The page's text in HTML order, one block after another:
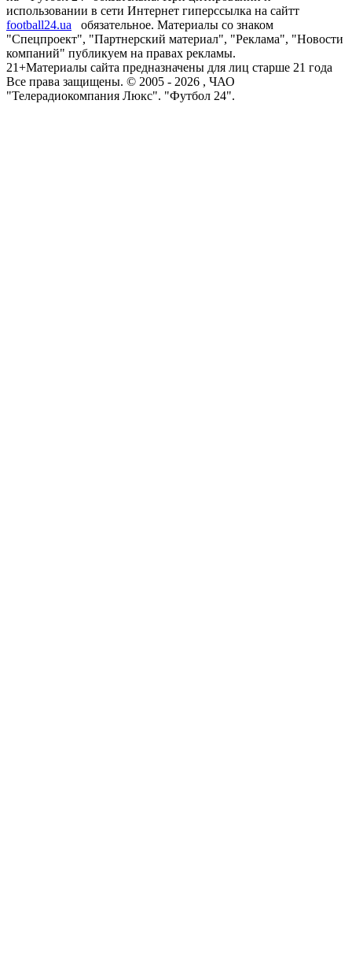
использовании в сети Интернет гиперссылка на сайтт
football24.ua
обязательное. Материалы со знаком
"Спецпроект", "Партнерский материал", "Реклама", "Новости
компаний" публикуем на правах рекламы.
21+Материалы сайта предназначены для лиц старше 21 года
Все права защищены. © 2005 - 2026 , ЧАО
"Телерадиокомпания Люкс". "Футбол 24".